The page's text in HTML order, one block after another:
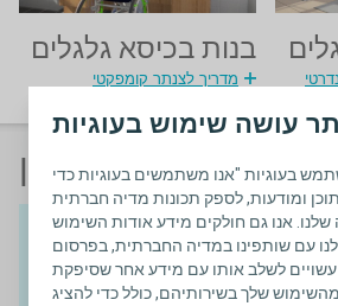
עושה שימוש בעוגיות
בעוגיות "אנו משתמשים בעוגיות כדי
ומודעות, לספק תכונות מדיה חברתית
אנו גם חולקים מידע אודות השימוש
עם שותפינו במדיה החברתית, בפרסום
עשויים לשלב אותו עם מידע אחר שסיפקת
שלך בשירותיהם, כולל כדי להציג
בנות בכיסא גלגלים
מדריך לצנתר קומפקטי
שלפוחית השתן